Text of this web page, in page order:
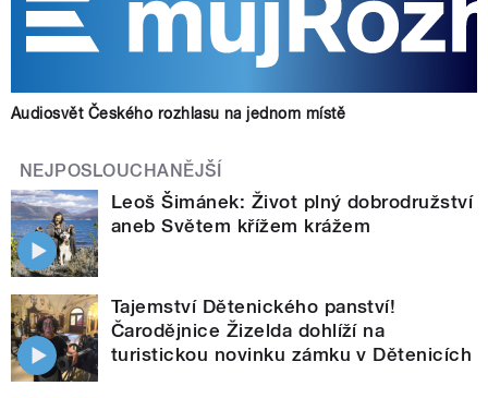
Audiosvět Českého rozhlasu na jednom místě
NEJPOSLOUCHANĚJŠÍ
Leoš Šimánek: Život plný dobrodružství
aneb Světem křížem krážem
Tajemství Dětenického panství!
Čarodějnice Žizelda dohlíží na
turistickou novinku zámku v Dětenicích